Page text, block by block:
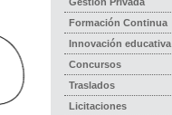
Formación Continua
Innovación educativa
Concursos
Traslados
Licitaciones